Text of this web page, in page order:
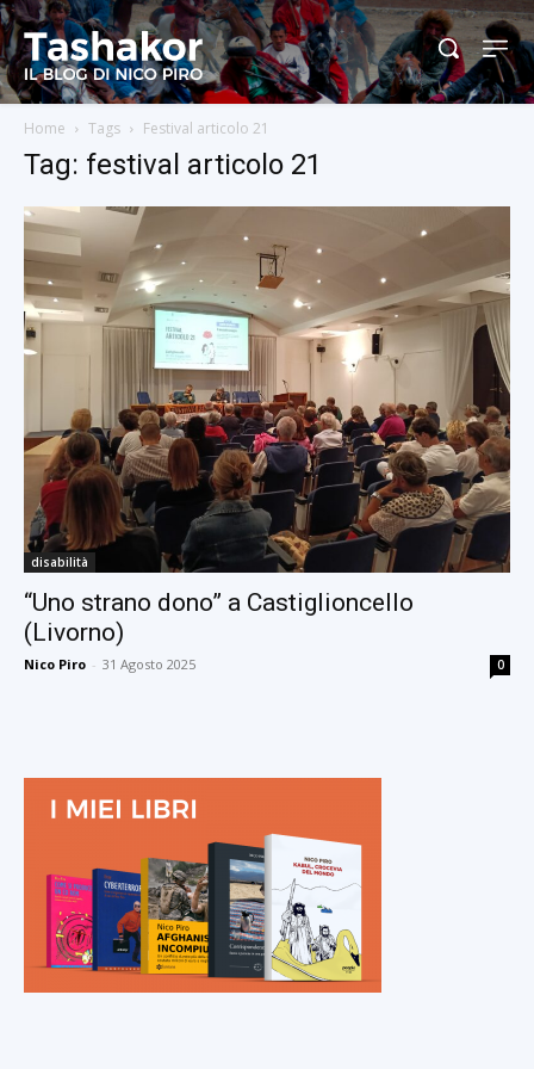
Home Tags Festival articolo 21
Tag: festival articolo 21
disabilità
“Uno strano dono” a Castiglioncello
(Livorno)
Nico Piro - 31 Agosto 2025 0